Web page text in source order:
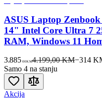
ASUS Laptop
14" Intel Core Ultra 7
RAM, Windows 11
3.885 00KM4.199,00 KM−314
Samo 4 na stanju
Akcija